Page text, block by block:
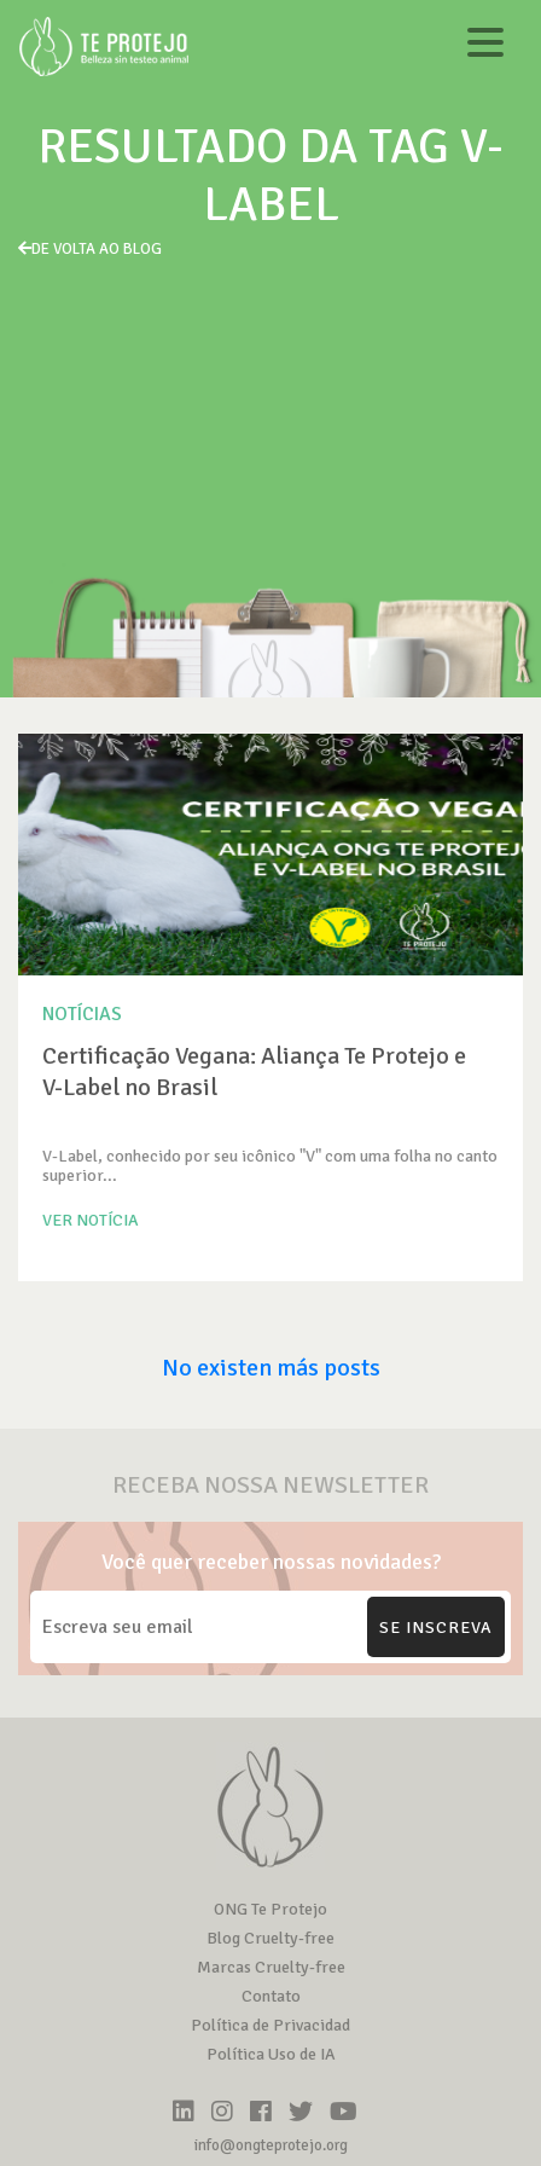
RESULTADO DA TAG V-
LABEL
DE VOLTA AO BLOG
NOTÍCIAS
Certificação Vegana: Aliança Te Protejo e
V-Label no Brasil
V-Label, conhecido por seu icônico "V" com uma folha no canto
superior...
VER NOTÍCIA
No existen más posts
RECEBA NOSSA NEWSLETTER
Você quer receber nossas novidades?
SE INSCREVA
ONG Te Protejo
Blog Cruelty-free
Marcas Cruelty-free
Contato
Política de Privacidad
Política Uso de IA
info@ongteprotejo.org